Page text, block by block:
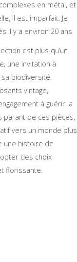
en métal, et
il est imparfait. Je
il y a environ 20 ans.
est plus qu’un
une invitation à
biodiversité.
vintage,
à guérir la
parant de ces pièces,
vers un monde plus
une histoire de
des choix
florissante.